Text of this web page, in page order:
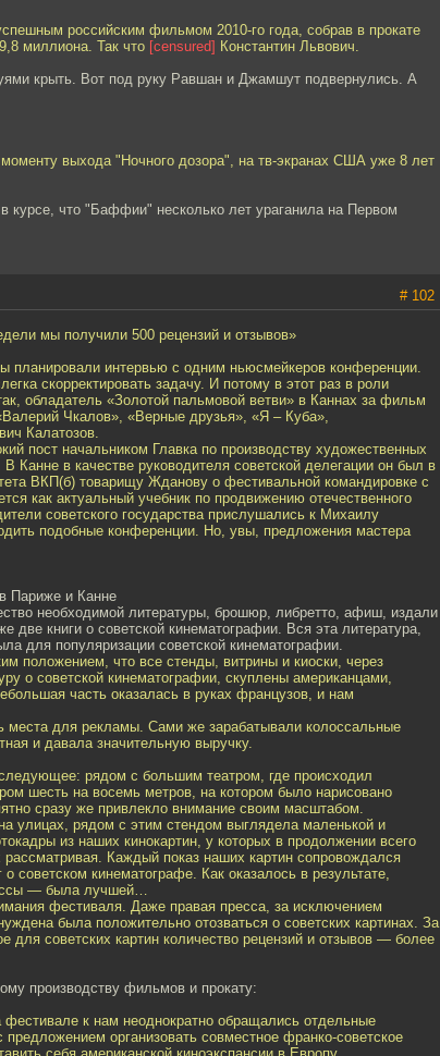
российским фильмом 2010-го года, собрав в прокате
миллиона. Так что [censured] Константин Львович.
крыть. Вот под руку Равшан и Джамшут подвернулись. А
моменту выхода "Ночного дозора", на тв-экранах США уже 8 лет
курсе, что "Баффии" несколько лет ураганила на Первом
# 102
мы получили 500 рецензий и отзывов»
планировали интервью с одним ньюсмейкеров конференции.
скорректировать задачу. И потому в этот раз в роли
обладатель «Золотой пальмовой ветви» в Каннах за фильм
Чкалов», «Верные друзья», «Я – Куба»,
Калатозов.
пост начальником Главка по производству художественных
Канне в качестве руководителя советской делегации он был в
ВКП(б) товарищу Жданову о фестивальной командировке с
как актуальный учебник по продвижению отечественного
советского государства прислушались к Михаилу
подобные конференции. Но, увы, предложения мастера
в Париже и Канне
необходимой литературы, брошюр, либретто, афиш, издали
книги о советской кинематографии. Вся эта литература,
для популяризации советской кинематографии.
положением, что все стенды, витрины и киоски, через
о советской кинематографии, скуплены американцами,
часть оказалась в руках французов, и нам
для рекламы. Сами же зарабатывали колоссальные
и давала значительную выручку.
рядом с большим театром, где происходил
шесть на восемь метров, на котором было нарисовано
сразу же привлекло внимание своим масштабом.
улицах, рядом с этим стендом выглядела маленькой и
из наших кинокартин, у которых в продолжении всего
Каждый показ наших картин сопровождался
советском кинематографе. Как оказалось в результате,
— была лучшей…
фестиваля. Даже правая пресса, за исключением
была положительно отозваться о советских картинах. Зa
для советских картин количество рецензий и отзывов — более
производству фильмов и прокату:
к нам неоднократно обращались отдельные
организовать совместное франко-советское